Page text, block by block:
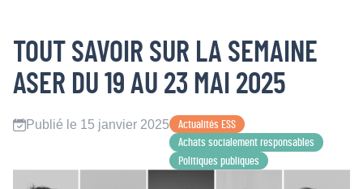
TOUT SAVOIR SUR LA SEMAINE
ASER DU 19 AU 23 MAI 2025
Publié le 15 janvier 2025
Actualités ESS
Achats socialement responsables
Politiques publiques